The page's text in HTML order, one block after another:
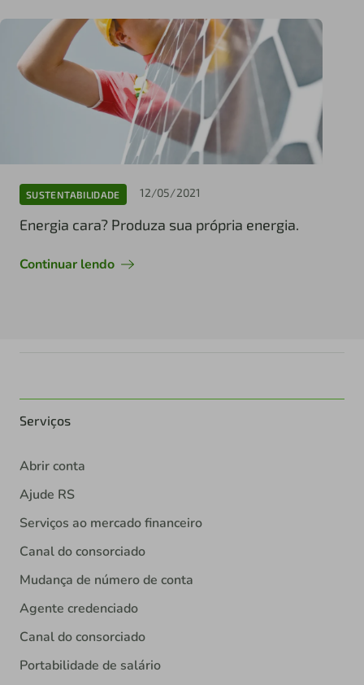
SUSTENTABILIDADE 12/05/2021
Energia cara? Produza sua própria energia.
Continuar lendo
Serviços
Abrir conta
Ajude RS
Serviços ao mercado financeiro
Canal do consorciado
Mudança de número de conta
Agente credenciado
Canal do consorciado
Portabilidade de salário